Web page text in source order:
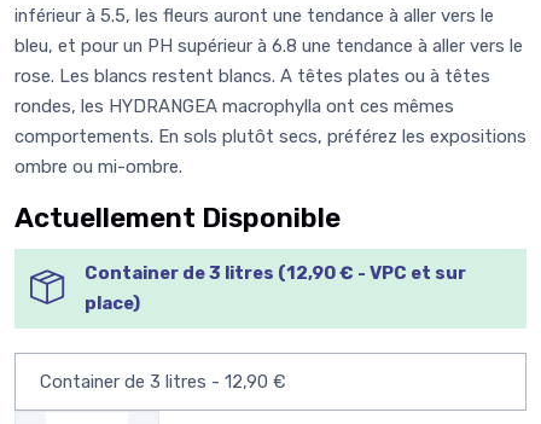
inférieur à 5.5, les fleurs auront une tendance à aller vers le
bleu, et pour un PH supérieur à 6.8 une tendance à aller vers le
rose. Les blancs restent blancs. A têtes plates ou à têtes
rondes, les HYDRANGEA macrophylla ont ces mêmes
comportements. En sols plutôt secs, préférez les expositions
ombre ou mi-ombre.
Actuellement Disponible
Container de 3 litres (12,90 € - VPC et sur
place)